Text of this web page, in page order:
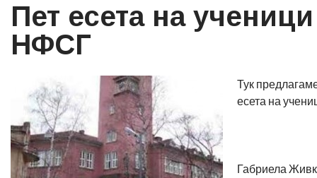
Пет есета на
НФСГ
Тук
есета на
Габриела